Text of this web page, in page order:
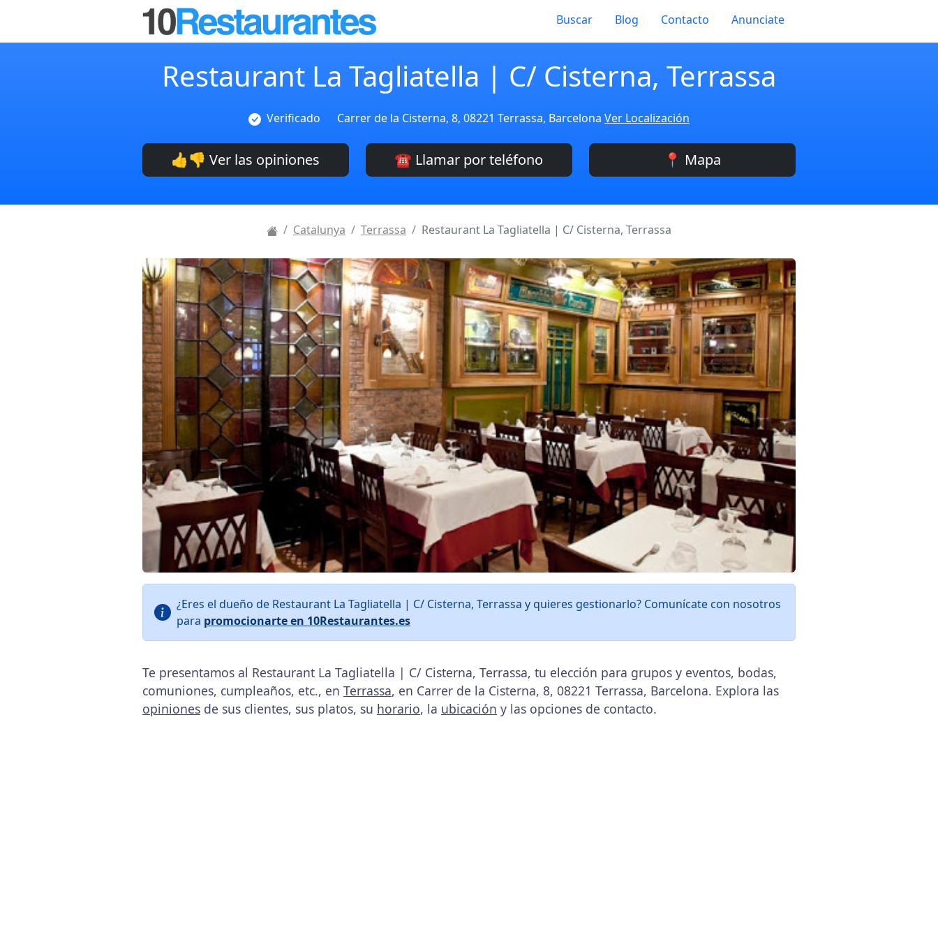
Buscar Blog Contacto Anunciate
Restaurant La Tagliatella | C/ Cisterna, Terrassa
Verificado Carrer de la Cisterna, 8, 08221 Terrassa, Barcelona Ver Localización
👍👎 Ver las opiniones ☎️ Llamar por teléfono 📍 Mapa
Catalunya Terrassa Restaurant La Tagliatella | C/ Cisterna, Terrassa
¿Eres el dueño de Restaurant La Tagliatella | C/ Cisterna, Terrassa y quieres gestionarlo? Comunícate con nosotros
para promocionarte en 10Restaurantes.es
Te presentamos al Restaurant La Tagliatella | C/ Cisterna, Terrassa, tu elección para grupos y eventos, bodas,
comuniones, cumpleaños, etc., en Terrassa, en Carrer de la Cisterna, 8, 08221 Terrassa, Barcelona. Explora las
opiniones de sus clientes, sus platos, su horario, la ubicación y las opciones de contacto.